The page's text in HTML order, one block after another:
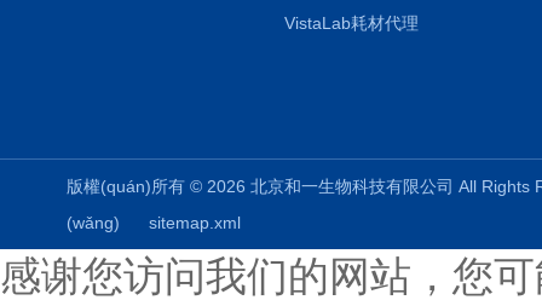
VistaLab耗材代理
版權(quán)所有 © 2026 北京和一生物科技有限公司 All
(wǎng)
sitemap.xml
感谢您访问我们的网站，您